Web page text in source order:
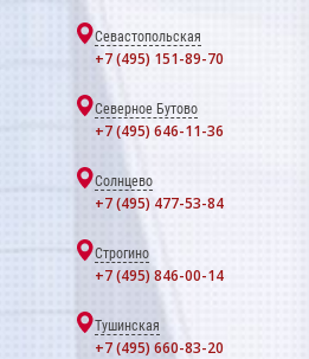
Севастопольская
+7 (495) 151-89-70
Северное Бутово
+7 (495) 646-11-36
Солнцево
+7 (495) 477-53-84
Строгино
+7 (495) 846-00-14
Тушинская
+7 (495) 660-83-20